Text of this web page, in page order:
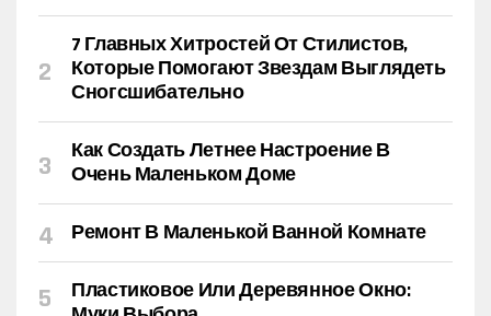
7 Главных Хитростей От Стилистов,
Которые Помогают Звездам Выглядеть
Сногсшибательно
Как Создать Летнее Настроение В
Очень Маленьком Доме
Ремонт В Маленькой Ванной Комнате
Пластиковое Или Деревянное Окно: